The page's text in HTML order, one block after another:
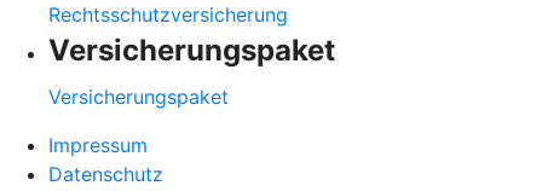
Rechtsschutzversicherung
Versicherungspaket
Versicherungspaket
Impressum
Datenschutz